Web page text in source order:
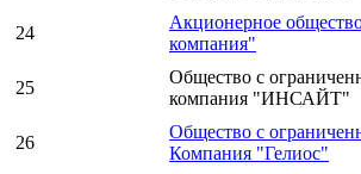
24
Акционерное
компания"
25
Общество с
компания "ИНСАЙТ"
26
Общество с
Компания "Гелиос"